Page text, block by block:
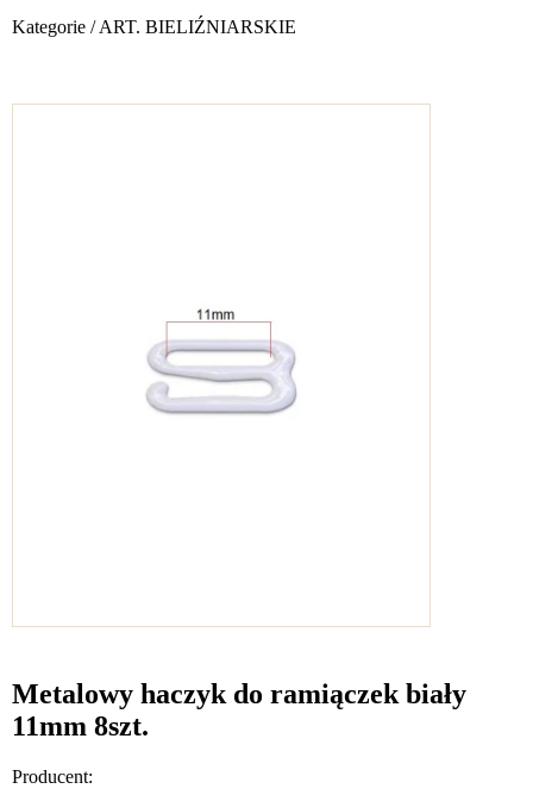
Kategorie /ART. BIELIŹNIARSKIE
Metalowy haczyk do ramiączek biały
11mm 8szt.
Producent: